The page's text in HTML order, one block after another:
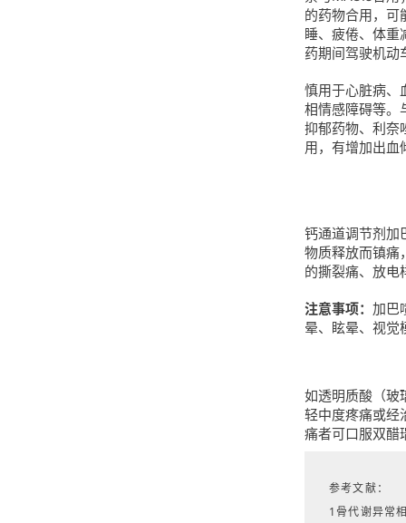
的药物合用，可
睡、疲倦、体
药期间驾驶机动
慎用于心脏病、
相情感障碍等。
抑郁药物、利奈
用，有增加出血
钙通道调节剂加
物质释放而镇痛
的撕裂痛、放电
注意事项： 加巴
晕、眩晕、视觉
如透明质酸（玻
轻中度疼痛或经
痛者可口服双醋
参考文献：
1骨代谢异常